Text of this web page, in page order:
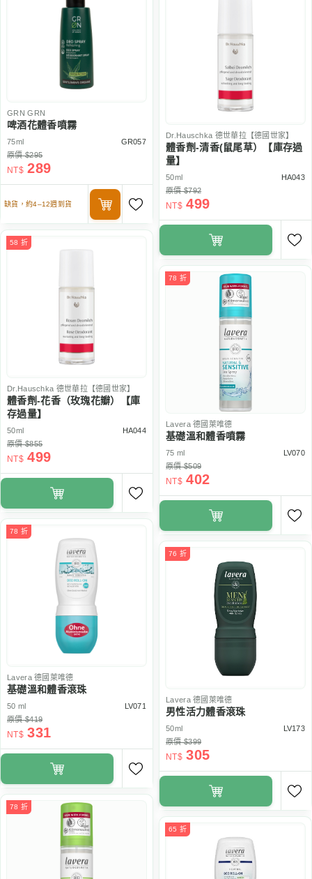
GRN GRN
啤酒花體香噴霧
75ml
GR057
原價 $295
NT$ 289
缺貨，約4–12週到貨
Dr.Hauschka 德世華拉【德國世家】
體香劑-清香(鼠尾草）【庫存過
量】
50ml
HA043
原價 $792
NT$ 499
58 折
Dr.Hauschka 德世華拉【德國世家】
體香劑-花香（玫瑰花瓣）【庫
存過量】
50ml
HA044
原價 $855
NT$ 499
78 折
Lavera德國萊唯德
基礎溫和體香噴霧
75 ml
LV070
原價 $509
NT$ 402
78 折
Lavera德國萊唯德
基礎溫和體香滾珠
50 ml
LV071
原價 $419
NT$ 331
76 折
Lavera德國萊唯德
男性活力體香滾珠
50ml
LV173
原價 $399
NT$ 305
78 折
65 折